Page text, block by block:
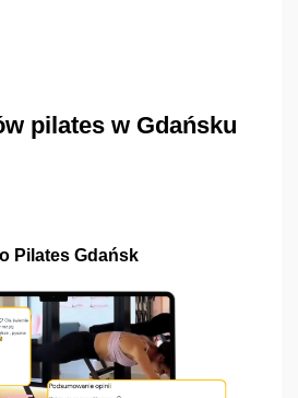
pilates w Gdańsku
Pilates Gdańsk